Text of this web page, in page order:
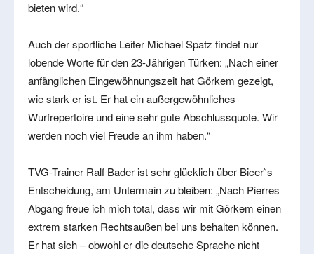
bieten wird.“
Auch der sportliche Leiter Michael Spatz findet nur
lobende Worte für den 23-Jährigen Türken: „Nach einer
anfänglichen Eingewöhnungszeit hat Görkem gezeigt,
wie stark er ist. Er hat ein außergewöhnliches
Wurfrepertoire und eine sehr gute Abschlussquote. Wir
werden noch viel Freude an ihm haben.“
TVG-Trainer Ralf Bader ist sehr glücklich über Bicer`s
Entscheidung, am Untermain zu bleiben: „Nach Pierres
Abgang freue ich mich total, dass wir mit Görkem einen
extrem starken Rechtsaußen bei uns behalten können.
Er hat sich – obwohl er die deutsche Sprache nicht